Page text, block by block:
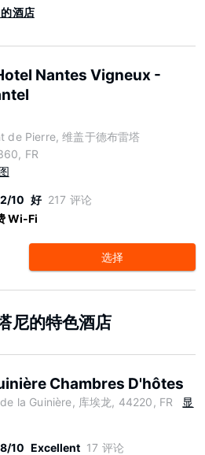
酒店
Nantes Vigneux -
de Pierre, 维盖于德布雷塔
FR
10 好 217 评论
Wi-Fi
选择
尼的特色酒店
Chambres D'hôtes
la Guinière, 库埃龙, 44220, FR
显
10 Excellent 17 评论